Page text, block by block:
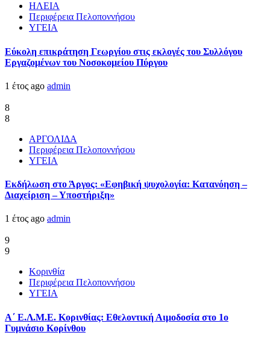
ΗΛΕΙΑ
Περιφέρεια Πελοποννήσου
ΥΓΕΙΑ
Εύκολη επικράτηση Γεωργίου στις εκλογές του Συλλόγου
Εργαζομένων του Νοσοκομείου Πύργου
1 έτος ago admin
8
8
ΑΡΓΟΛΙΔΑ
Περιφέρεια Πελοποννήσου
ΥΓΕΙΑ
Εκδήλωση στο Άργος: «Εφηβική ψυχολογία: Κατανόηση –
Διαχείριση – Υποστήριξη»
1 έτος ago admin
9
9
Κορινθία
Περιφέρεια Πελοποννήσου
ΥΓΕΙΑ
Α΄ Ε.Λ.Μ.Ε. Κορινθίας: Εθελοντική Αιμοδοσία στο 1ο
Γυμνάσιο Κορίνθου